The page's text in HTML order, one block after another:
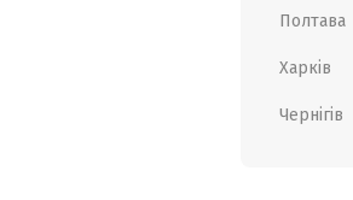
Полтава
Харків
Чернігів